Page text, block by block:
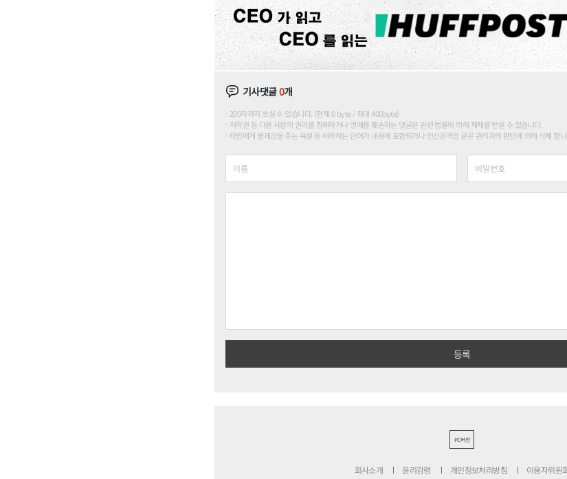
기사댓글0개
200자까지 쓰실 수 있습니다. (현재 0 byte / 최대 400byte)
저작권 등 다른 사람의 권리를 침해하거나 명예를 훼손하는 댓글은 관련 법률에 의해 제재를 받을 수 있습니다.
타인에게 불쾌감을 주는 욕설 등 비하하는 단어가 내용에 포함되거나 인신공격성 글은 관리자의 판단에 의해 삭제 합
PC버전
회사소개 윤리강령 개인정보처리방침 이용자위원